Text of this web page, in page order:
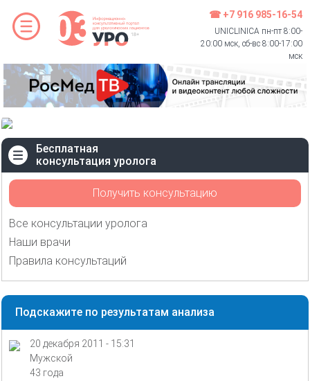
☎ +7 916 985-16-54
UNICLINICA пн-пт 8:00-
20:00 мск, сб-вс 8:00-17:00
мск
Бесплатная
консультация уролога
Получить консультацию
Все консультации уролога
Наши врачи
Правила консультаций
Подскажите по результатам анализа
20 декабря 2011 - 15:31
Мужской
43 года